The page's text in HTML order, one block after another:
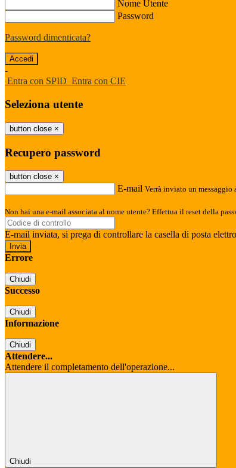
Nome Utente
Password
Password dimenticata?
-
Entra con SPID Entra con CIE
Seleziona utente
button close ×
Recupero password
button close ×
E-mail Verrà inviato un
Non hai una e-mail associata al nome utente? Effettua il reset della
E-mail inviata, si prega di controllare la casella di posta
Errore
Chiudi
Successo
Chiudi
Informazione
Chiudi
Attendere...
Attendere il completamento dell'operazione...
Chiudi